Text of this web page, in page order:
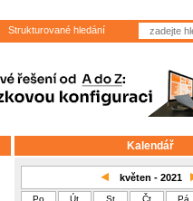
Strukturované hledání
Kalendář
květen - 2021
Po Út St Čt Pá